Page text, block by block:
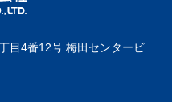
目4番12号 梅田センタービ